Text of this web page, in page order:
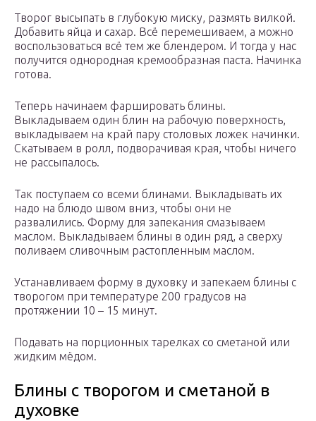
Творог высыпать в глубокую миску, размять вилкой.
Добавить яйца и сахар. Всё перемешиваем, а можно
воспользоваться всё тем же блендером. И тогда у нас
получится однородная кремообразная паста. Начинка
готова.
Теперь начинаем фаршировать блины.
Выкладываем один блин на рабочую поверхность,
выкладываем на край пару столовых ложек начинки.
Скатываем в ролл, подворачивая края, чтобы ничего
не рассыпалось.
Так поступаем со всеми блинами. Выкладывать их
надо на блюдо швом вниз, чтобы они не
развалились. Форму для запекания смазываем
маслом. Выкладываем блины в один ряд, а сверху
поливаем сливочным растопленным маслом.
Устанавливаем форму в духовку и запекаем блины с
творогом при температуре 200 градусов на
протяжении 10 – 15 минут.
Подавать на порционных тарелках со сметаной или
жидким мёдом.
Блины с творогом и сметаной в
духовке